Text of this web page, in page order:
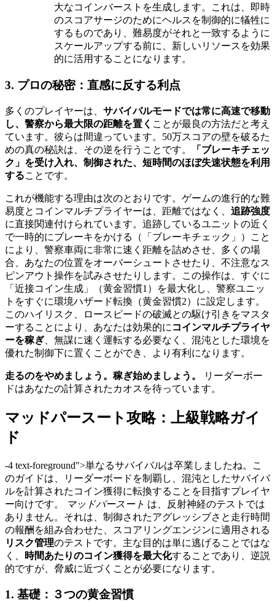
大なコインバーストを生成します。これは、即時
のスコアサージのためにヘルスを制御的に犠牲に
するものであり、難易度がそれと一致するように
スケールアップする前に、新しいリソースを効果
的に活用することになります。
3. プロの秘密：直感に反する利点
多くのプレイヤーは、 サバイバルモードでは常に高速で移動
し、警察から最大限の距離を置く ことが最良の方法だと考え
ています。彼らは間違っています。50万スコアの壁を破るた
めの真の秘訣は、その逆を行うことです。
「ブレーキチェッ
ク」を受け入れ、制御された、短時間のほぼ失速状態を利用
することです。
これが機能する理由は次のとおりです。ゲームの進行的な難
易度とコインマルチプライヤーは、距離ではなく、 追跡強度
に直接関連付けられています。追跡しているユニットの近く
で一時的にブレーキをかける（「ブレーキチェック」）こと
により、警察車両に非常に速く距離を詰めさせ、多くの場
合、あなたの位置をオーバーシュートさせたり、不注意なス
ピンアウト操作を試みさせたりします。この操作は、すぐに
「近接コイン生成」（黄金習慣1）を最大化し、警察ユニッ
トをすぐに環境ハザード転換（黄金習慣2）に設定します。
このハイリスク、ロースピードの破滅との駆け引きをマスタ
ーすることにより、あなたは効果的に コインマルチプライヤ
ーを稼ぎ 、無謀に速く運転する必要なく、混沌とした環境を
優れた制御下に置くことができ、より有利になります。
走るのをやめましょう。稼ぎ始めましょう。
リーダーボー
ドはあなたの計算されたカオスを待っています。
マッドパースート攻略：上級戦略ガイ
ド
-4 text-foreground">単なるサバイバルは卒業しましたね。こ
のガイドは、リーダーボードを制覇し、混沌としたサバイバ
ルを計算されたコイン獲得に転換することを目指すプレイヤ
ー向けです。
マッドパースート は、反射神経のテストでは
ありません。それは、制御されたアグレッシブさと走行時間
の報酬を組み合わせた、スコアリングエンジンに適用される
リスク管理のテストです。主な目的は単に逃げることではな
く、
時間あたりのコイン獲得を最大化することであり、逆説
的ですが、脅威に近づくことが必要になります。
1. 基礎：３つの黄金習慣